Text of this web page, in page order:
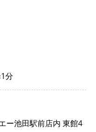
分
ー池田駅前店内 東館4